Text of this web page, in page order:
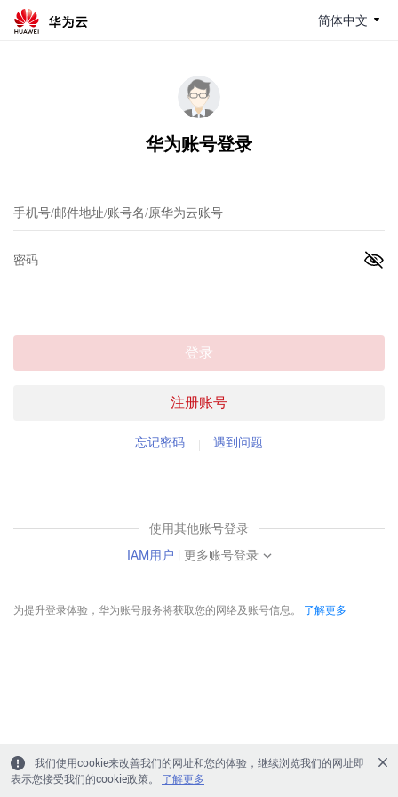
简体中文
华为账号登录
注册账号
登录
忘记密码 遇到问题
使用其他账号登录
IAM用户 | 更多账号登录
为提升登录体验，华为账号服务将获取您的网络及账号信息。 了解更多
我们使用cookie来改善我们的网址和您的体验，继续浏览我们的网址即
表示您接受我们的cookie政策。
了解更多